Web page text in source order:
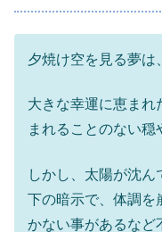
夕焼け空を見る夢は
大きな幸運に恵まれ
まれることのない穏
しかし、太陽が沈
下の暗示で、体調を
かない事があるなど